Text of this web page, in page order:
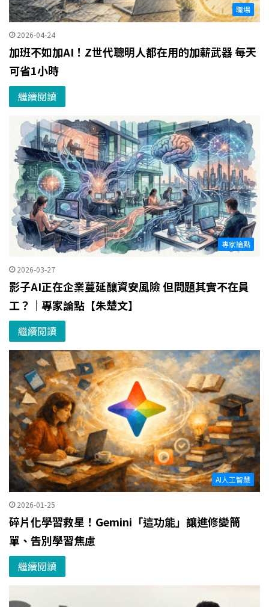
職場
2026-04-24
加班不如加AI！Z世代聰明人都在用的加薪武器 每天
可省1小時
繼續閱讀
專家論點
2026-03-27
影子AI正在企業蔓延釀資安風險 但問題其實不在員
工？｜專家論點【朱楚文】
繼續閱讀
AI人工智慧
2026-01-25
碎片化學習救星！Gemini「這功能」讓進修變簡
單、告別學習焦慮
繼續閱讀